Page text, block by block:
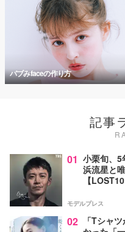
バブみfaceの作り方
記事
01 小栗旬、5
浜流星と
【LOST10
モデルプレス
02
「Tシャ